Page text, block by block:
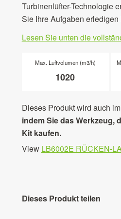
Turbinenlüfter-Technologie
Sie Ihre Aufgaben erledigen
Lesen Sie unten die
Max. Luftvolumen (m3/h)
1020
Dieses Produkt wird auch
indem Sie das Werkzeug,
Kit kaufen.
View LB6002E RÜCKEN-
Dieses Produkt teilen